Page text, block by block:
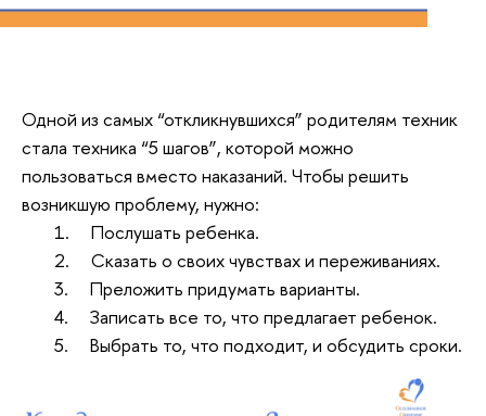
Одной из самых “откликнувшихся” родителям техник
стала техника “5 шагов”, которой можно
пользоваться вместо наказаний. Чтобы решить
возникшую проблему, нужно:
1. Послушать ребенка.
2. Сказать о своих чувствах и переживаниях.
3. Преложить придумать варианты.
4. Записать все то, что предлагает ребенок.
5. Выбрать то, что подходит, и обсудить сроки.